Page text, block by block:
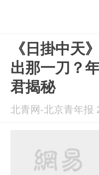
《日掛中天
出那一刀？
君揭秘
北青网-北京青年报